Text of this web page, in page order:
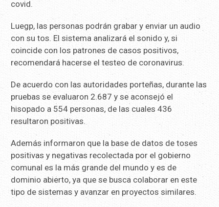
covid.
Luegp, las personas podrán grabar y enviar un audio
con su tos. El sistema analizará el sonido y, si
coincide con los patrones de casos positivos,
recomendará hacerse el testeo de coronavirus.
De acuerdo con las autoridades porteñas, durante las
pruebas se evaluaron 2.687 y se aconsejó el
hisopado a 554 personas, de las cuales 436
resultaron positivas.
Además informaron que la base de datos de toses
positivas y negativas recolectada por el gobierno
comunal es la más grande del mundo y es de
dominio abierto, ya que se busca colaborar en este
tipo de sistemas y avanzar en proyectos similares.